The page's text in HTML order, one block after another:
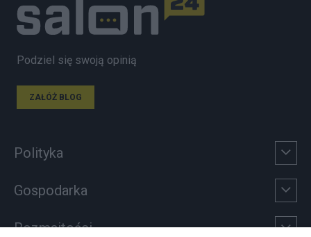
Podziel się swoją opinią
ZAŁÓŻ BLOG
Polityka
Gospodarka
Rozmaitości